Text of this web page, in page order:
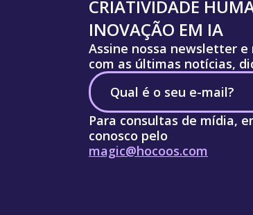
CRIATIVIDADE
INOVAÇÃO EM IA
Assine nossa newsletter
com as últimas notícias,
Para consultas de mídia,
conosco pelo
magic@hocoos.com